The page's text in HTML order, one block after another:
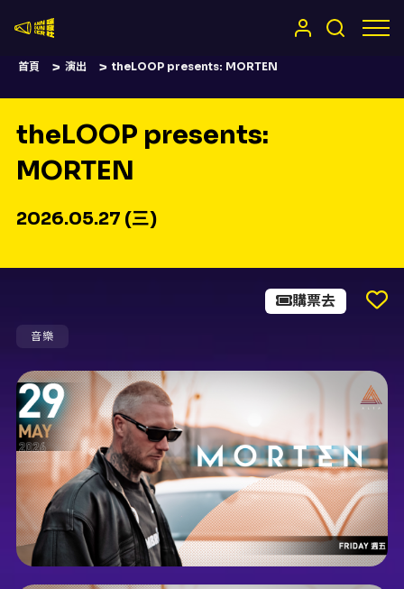
首頁 演出 theLOOP presents: MORTEN
theLOOP presents:
MORTEN
2026.05.27 (三)
音樂
購票去